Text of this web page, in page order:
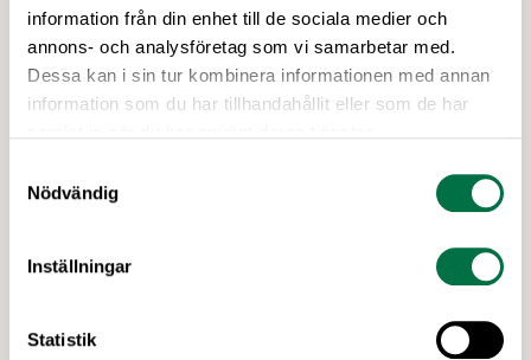
information från din enhet till de sociala medier och
annons- och analysföretag som vi samarbetar med.
Dessa kan i sin tur kombinera informationen med annan
information som du har tillhandahållit eller som de har
Nödvändig
Inställningar
Statistik
med egen tolkning av EU:s
konsumentmaktsdirektiv:
"Myndighetshaveri" –
Livsmedelsföretagen
näringsliv vägrar regeringen och
Konsumentverket att ta ansvar för genomförandet
kan bli att fullt fungerande varor för hundratals
Livsmedelsföretagen ut med en egen bedömning
av rättsläget till sina 750 medlemsföretag. EU:s